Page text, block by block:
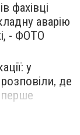
фахівці
аварію
- ФОТО
у
де